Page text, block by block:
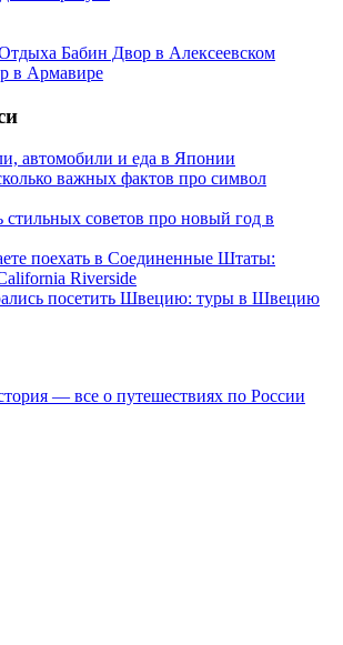
Бабин Двор в Алексеевском
в Армавире
автомобили и еда в Японии
важных фактов про символ
советов про новый год в
поехать в Соединенные Штаты:
Riverside
посетить Швецию: туры в Швецию
— все о путешествиях по России